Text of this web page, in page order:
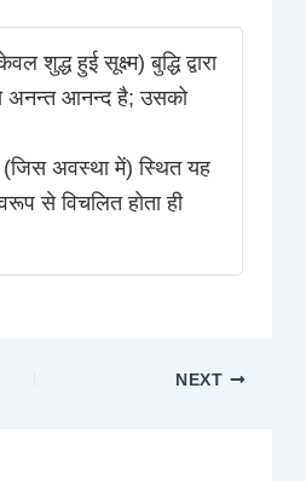
शुद्ध हुई सूक्ष्म) बुद्धि द्वारा
अनन्त आनन्द है; उसको
अवस्था में) स्थित यह
से विचलित होता ही
NEXT